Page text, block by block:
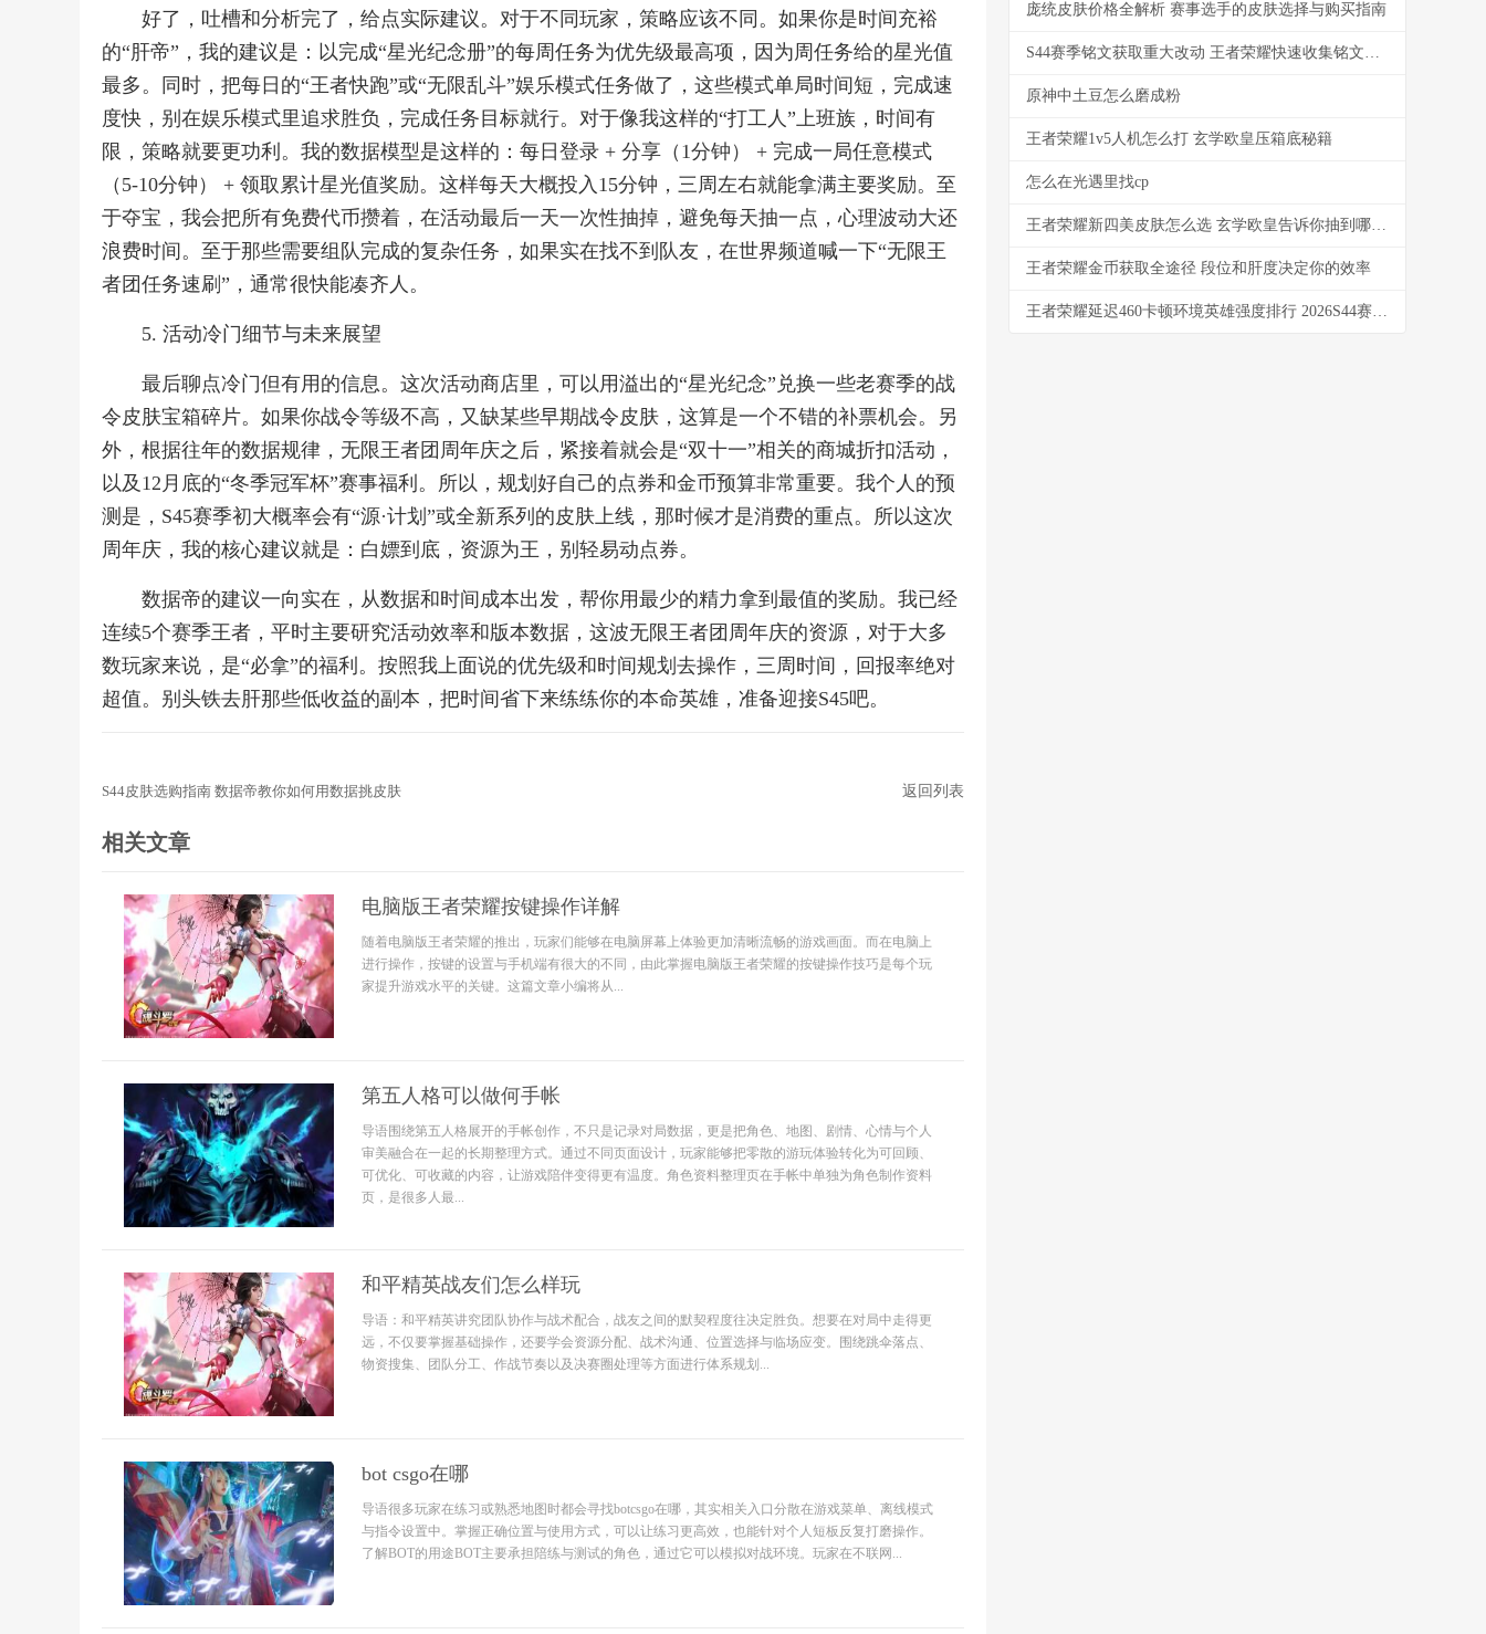
好了，吐槽和分析完了，给点实际建议。对于不同玩家，策略应该不同。如果你是时间充裕
的“肝帝”，我的建议是：以完成“星光纪念册”的每周任务为优先级最高项，因为周任务给的星光值
最多。同时，把每日的“王者快跑”或“无限乱斗”娱乐模式任务做了，这些模式单局时间短，完成速
度快，别在娱乐模式里追求胜负，完成任务目标就行。对于像我这样的“打工人”上班族，时间有
限，策略就要更功利。我的数据模型是这样的：每日登录 + 分享（1分钟） + 完成一局任意模式
（5-10分钟） + 领取累计星光值奖励。这样每天大概投入15分钟，三周左右就能拿满主要奖励。至
于夺宝，我会把所有免费代币攒着，在活动最后一天一次性抽掉，避免每天抽一点，心理波动大还
浪费时间。至于那些需要组队完成的复杂任务，如果实在找不到队友，在世界频道喊一下“无限王
者团任务速刷”，通常很快能凑齐人。
5. 活动冷门细节与未来展望
最后聊点冷门但有用的信息。这次活动商店里，可以用溢出的“星光纪念”兑换一些老赛季的战
令皮肤宝箱碎片。如果你战令等级不高，又缺某些早期战令皮肤，这算是一个不错的补票机会。另
外，根据往年的数据规律，无限王者团周年庆之后，紧接着就会是“双十一”相关的商城折扣活动，
以及12月底的“冬季冠军杯”赛事福利。所以，规划好自己的点券和金币预算非常重要。我个人的预
测是，S45赛季初大概率会有“源·计划”或全新系列的皮肤上线，那时候才是消费的重点。所以这次
周年庆，我的核心建议就是：白嫖到底，资源为王，别轻易动点券。
数据帝的建议一向实在，从数据和时间成本出发，帮你用最少的精力拿到最值的奖励。我已经
连续5个赛季王者，平时主要研究活动效率和版本数据，这波无限王者团周年庆的资源，对于大多
数玩家来说，是“必拿”的福利。按照我上面说的优先级和时间规划去操作，三周时间，回报率绝对
超值。别头铁去肝那些低收益的副本，把时间省下来练练你的本命英雄，准备迎接S45吧。
S44皮肤选购指南 数据帝教你如何用数据挑皮肤 返回列表
相关文章
电脑版王者荣耀按键操作详解
随着电脑版王者荣耀的推出，玩家们能够在电脑屏幕上体验更加清晰流畅的游戏画面。而在电脑上
进行操作，按键的设置与手机端有很大的不同，由此掌握电脑版王者荣耀的按键操作技巧是每个玩
家提升游戏水平的关键。这篇文章小编将从...
第五人格可以做何手帐
导语围绕第五人格展开的手帐创作，不只是记录对局数据，更是把角色、地图、剧情、心情与个人
审美融合在一起的长期整理方式。通过不同页面设计，玩家能够把零散的游玩体验转化为可回顾、
可优化、可收藏的内容，让游戏陪伴变得更有温度。角色资料整理页在手帐中单独为角色制作资料
页，是很多人最...
和平精英战友们怎么样玩
导语：和平精英讲究团队协作与战术配合，战友之间的默契程度往决定胜负。想要在对局中走得更
远，不仅要掌握基础操作，还要学会资源分配、战术沟通、位置选择与临场应变。围绕跳伞落点、
物资搜集、团队分工、作战节奏以及决赛圈处理等方面进行体系规划...
bot csgo在哪
导语很多玩家在练习或熟悉地图时都会寻找botcsgo在哪，其实相关入口分散在游戏菜单、离线模式
与指令设置中。掌握正确位置与使用方式，可以让练习更高效，也能针对个人短板反复打磨操作。
了解BOT的用途BOT主要承担陪练与测试的角色，通过它可以模拟对战环境。玩家在不联网...
庞统皮肤价格全解析 赛事选手的皮肤选择与购买指南
S44赛季铭文获取重大改动 王者荣耀快速收集铭文全攻略
原神中土豆怎么磨成粉
王者荣耀1v5人机怎么打 玄学欧皇压箱底秘籍
怎么在光遇里找cp
王者荣耀新四美皮肤怎么选 玄学欧皇告诉你抽到哪个最赚
王者荣耀金币获取全途径 段位和肝度决定你的效率
王者荣耀延迟460卡顿环境英雄强度排行 2026S44赛季实测推荐